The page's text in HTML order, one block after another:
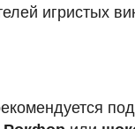
игристых